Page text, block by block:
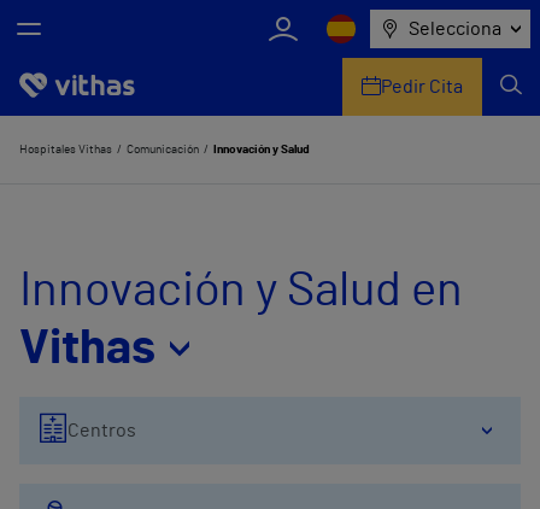
Selecciona
Nosotros
Comunicación
Pedir Cita
Hospitales Vithas Comunicación Innovación y Salud
Innovación y Salud en
Vithas
Centros